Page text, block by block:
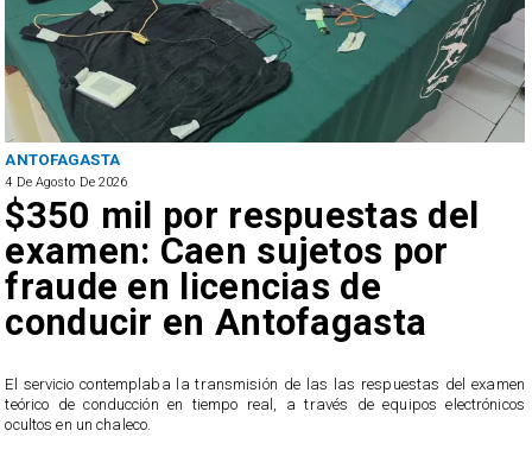
ANTOFAGASTA
4 De Agosto De 2026
$350 mil por respuestas del
examen: Caen sujetos por
fraude en licencias de
conducir en Antofagasta
El servicio contemplaba la transmisión de las las respuestas del examen
teórico de conducción en tiempo real, a través de equipos electrónicos
ocultos en un chaleco.